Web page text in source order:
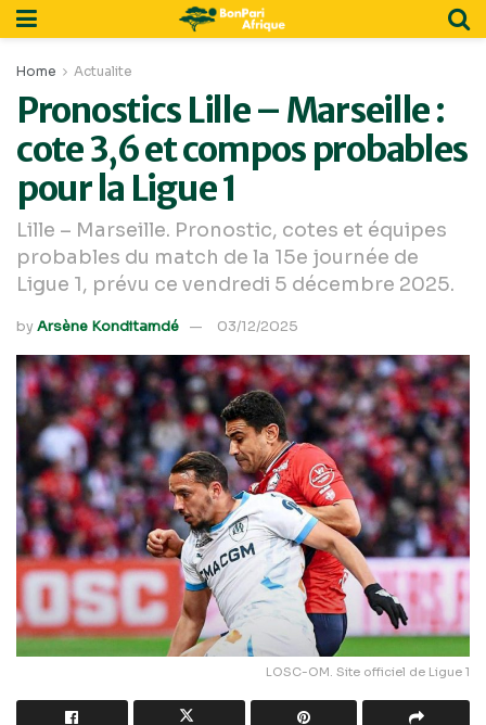
Home Actualite
Pronostics Lille – Marseille :
cote 3,6 et compos probables
pour la Ligue 1
Lille – Marseille. Pronostic, cotes et équipes
probables du match de la 15e journée de
Ligue 1, prévu ce vendredi 5 décembre 2025.
byArsène Konditamdé 03/12/2025
LOSC-OM. Site officiel de Ligue 1